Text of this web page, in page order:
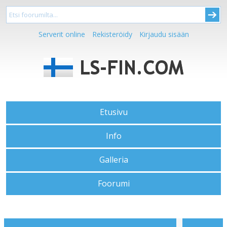
Serverit online Rekisteröidy Kirjaudu sisään
Etusivu
Info
Galleria
Foorumi